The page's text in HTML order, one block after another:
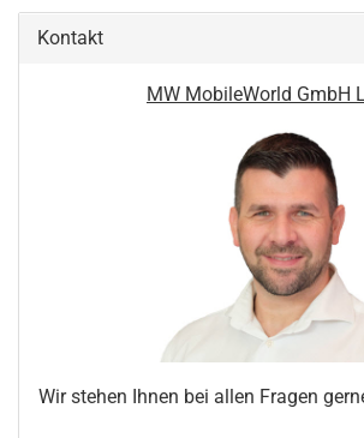
Kontakt
MW MobileWorld GmbH
Wir stehen Ihnen bei allen Fragen